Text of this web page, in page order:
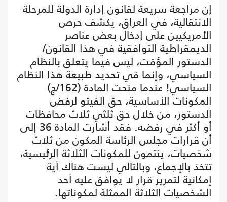
إن مراجعة سريعة لقانون إدارة الدولة للمرحلة
الانتقالية، في العراق، يكشف حرص
الأمريكيين على إدخال بعض عناصر
الديمقراطية التوافقية في هذا القانون/
الدستور المؤقت، ليس فيما يتعلق بالنظام
السياسي، وإنما في تحديد طبيعة هذا النظام
السياسي! عندما منحت المادة (162/ج)
المكونات الأساسية، حق الفيتو لرفض
الدستور، من خلال حق ثلثي ثلاث محافظات
أو أكثر في رفضه. فقد أشارت المادة 36 إلى
أن قرارات مجلس الرئاسة المكون من ثلاث
شخصيات، ينتمون للمكونات الثلاثة الرئيسية،
تتخذ بالإجماع، وبالتالي ليست هناك أية
إمكانية لتمرير قرار لا يوافق عليه أحد
الشخصيات الثلاثة الممثلة لمكوناتها.